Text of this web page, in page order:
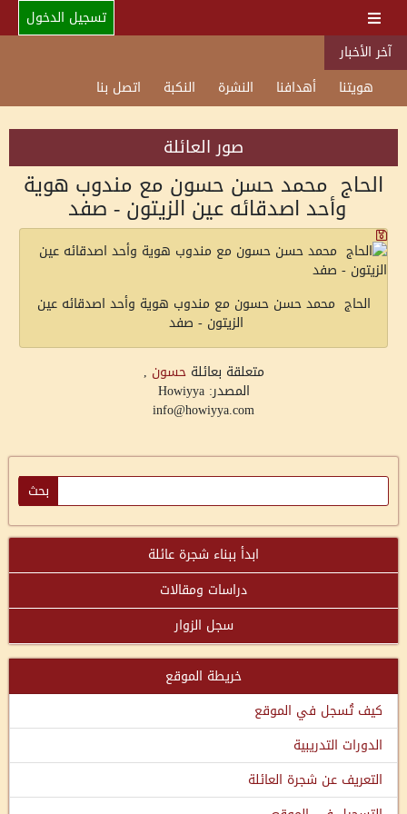
تسجيل الدخول
آخر الأخبار
هويتنا
أهدافنا النشرة النكبة اتصل بنا
صور العائلة
الحاج محمد حسن حسون مع مندوب هوية
وأحد اصدقائه عين الزيتون - صفد
الحاج محمد حسن حسون مع مندوب هوية وأحد اصدقائه عين
الزيتون - صفد
متعلقة بعائلةحسون ,
المصدر: Howiyya
info@howiyya.com
ابدأ ببناء شجرة عائلة
دراسات ومقالات
سجل الزوار
خريطة الموقع
كيف تُسجل في الموقع
الدورات التدريبية
التعريف عن شجرة العائلة